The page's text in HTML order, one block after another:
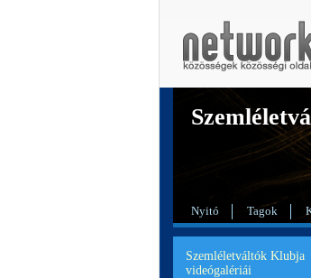
Nyitó Tagok
Szemléletváltók Klubja
videógalériái